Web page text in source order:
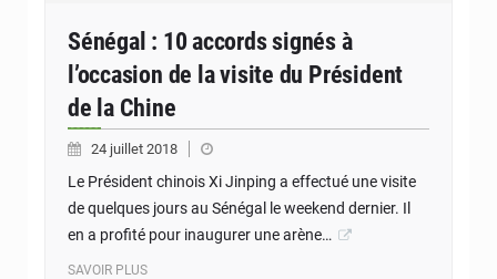
Sénégal : 10 accords signés à
l’occasion de la visite du Président
de la Chine
24 juillet 2018
Le Président chinois Xi Jinping a effectué une visite
de quelques jours au Sénégal le weekend dernier. Il
en a profité pour inaugurer une arène…
SAVOIR PLUS